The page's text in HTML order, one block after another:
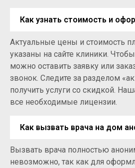
Как узнать стоимость и
Актуальные цены и стоимость
указаны на сайте клиники.
можно оставить заявку или
звонок. Следите за разделом
получить услуги со скидкой.
все необходимые лицензии.
Как вызвать врача на дом
Вызвать врача полностью
невозможно, так как для